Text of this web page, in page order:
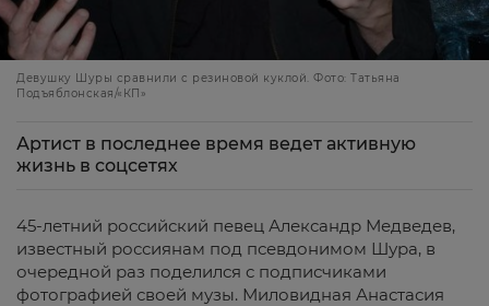
Девушку Шуры сравнили с резиновой куклой. Фото: Татьяна
Подъяблонская/«КП»
Артист в последнее время ведет активную
жизнь в соцсетях
45-летний российский певец Александр Медведев,
известный россиянам под псевдонимом Шура, в
очередной раз поделился с подписчиками
фотографией своей музы. Миловидная Анастасия